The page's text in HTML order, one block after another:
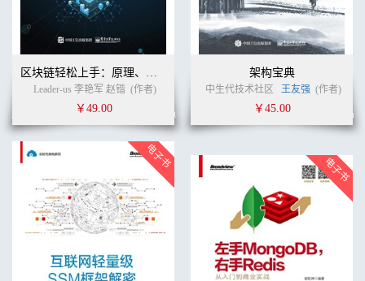
区块链轻松上手：原理、源码、搭建与应用
Leader-us 李艳军 赵锴 (作者)
￥49.00
架构宝典
中生代技术社区 王友强 (作者)
￥45.00